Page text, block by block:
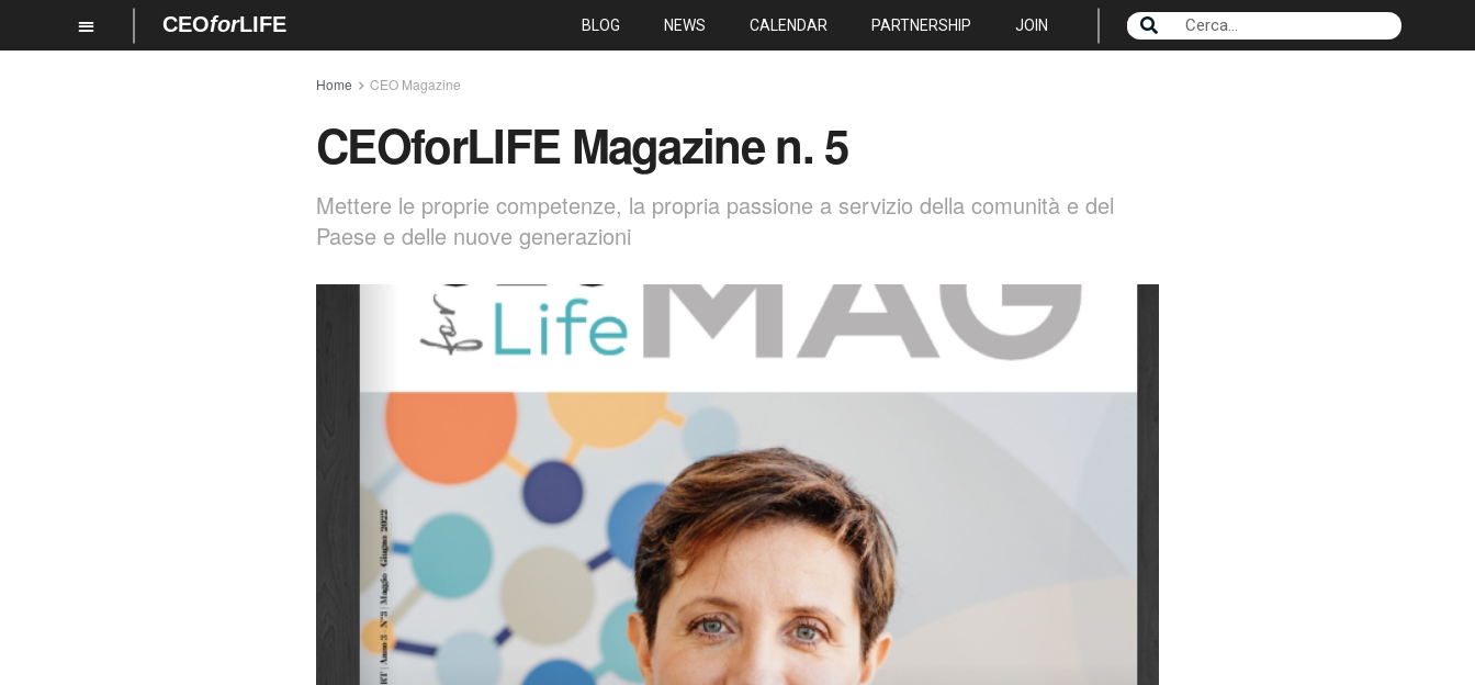
CEOforLIFE BLOG NEWS CALENDAR PARTNERSHIP JOIN
Home CEO Magazine
CEOforLIFE Magazine n. 5
Mettere le proprie competenze, la propria passione a servizio della comunità e del
Paese e delle nuove generazioni